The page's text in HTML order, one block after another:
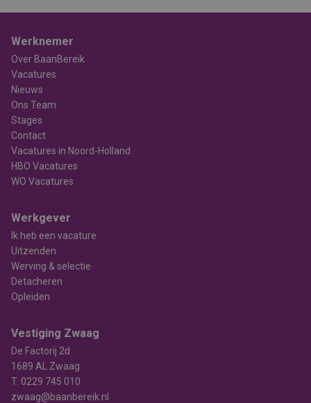
Werknemer
Over BaanBereik
Vacatures
Nieuws
Ons Team
Stages
Contact
Vacatures in Noord-Holland
HBO Vacatures
WO Vacatures
Werkgever
Ik heb een vacature
Uitzenden
Werving & selectie
Detacheren
Opleiden
Vestiging Zwaag
De Factorij 2d
1689 AL Zwaag
T. 0229 745 010
zwaag@baanbereik.nl